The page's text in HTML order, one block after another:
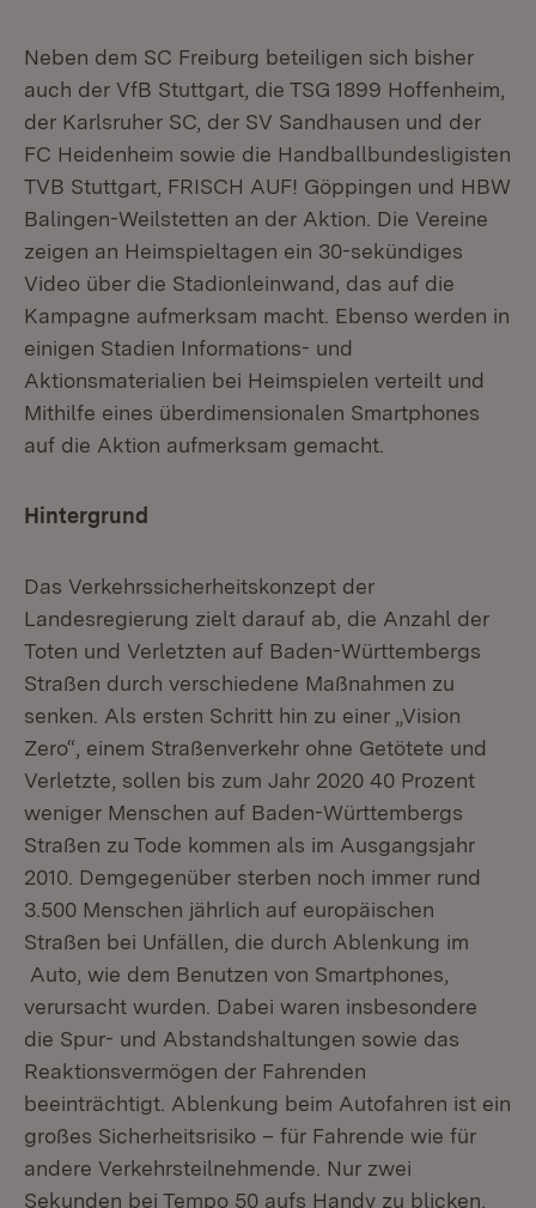
Neben dem SC Freiburg beteiligen sich bisher
auch der VfB Stuttgart, die TSG 1899 Hoffenheim,
der Karlsruher SC, der SV Sandhausen und der
FC Heidenheim sowie die Handballbundesligisten
TVB Stuttgart, FRISCH AUF! Göppingen und HBW
Balingen-Weilstetten an der Aktion. Die Vereine
zeigen an Heimspieltagen ein 30-sekündiges
Video über die Stadionleinwand, das auf die
Kampagne aufmerksam macht. Ebenso werden in
einigen Stadien Informations- und
Aktionsmaterialien bei Heimspielen verteilt und
Mithilfe eines überdimensionalen Smartphones
auf die Aktion aufmerksam gemacht.
Hintergrund
Das Verkehrssicherheitskonzept der
Landesregierung zielt darauf ab, die Anzahl der
Toten und Verletzten auf Baden-Württembergs
Straßen durch verschiedene Maßnahmen zu
senken. Als ersten Schritt hin zu einer „Vision
Zero“, einem Straßenverkehr ohne Getötete und
Verletzte, sollen bis zum Jahr 2020 40 Prozent
weniger Menschen auf Baden-Württembergs
Straßen zu Tode kommen als im Ausgangsjahr
2010. Demgegenüber sterben noch immer rund
3.500 Menschen jährlich auf europäischen
Straßen bei Unfällen, die durch Ablenkung im
Auto, wie dem Benutzen von Smartphones,
verursacht wurden. Dabei waren insbesondere
die Spur- und Abstandshaltungen sowie das
Reaktionsvermögen der Fahrenden
beeinträchtigt. Ablenkung beim Autofahren ist ein
großes Sicherheitsrisiko – für Fahrende wie für
andere Verkehrsteilnehmende. Nur zwei
Sekunden bei Tempo 50 aufs Handy zu blicken,